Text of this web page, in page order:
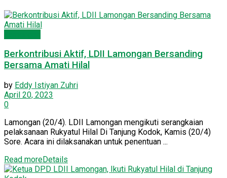
Berkontribusi Aktif, LDII Lamongan Bersanding
Bersama Amati Hilal
by Eddy Istiyan Zuhri
April 20, 2023
0
Lamongan (20/4). LDII Lamongan mengikuti serangkaian
pelaksanaan Rukyatul Hilal Di Tanjung Kodok, Kamis (20/4)
Sore. Acara ini dilaksanakan untuk penentuan ...
Read moreDetails